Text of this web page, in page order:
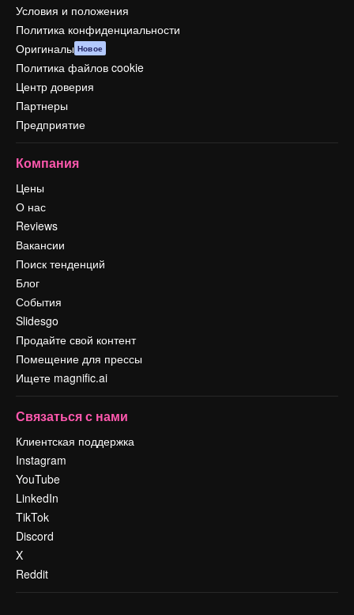
Условия и положения
Политика конфиденциальности
Оригиналы Новое
Политика файлов cookie
Центр доверия
Партнеры
Предприятие
Компания
Цены
О нас
Reviews
Вакансии
Поиск тенденций
Блог
События
Slidesgo
Продайте свой контент
Помещение для прессы
Ищете magnific.ai
Связаться с нами
Клиентская поддержка
Instagram
YouTube
LinkedIn
TikTok
Discord
X
Reddit